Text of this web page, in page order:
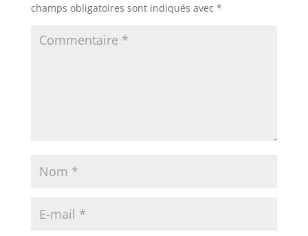
champs obligatoires sont indiqués avec *